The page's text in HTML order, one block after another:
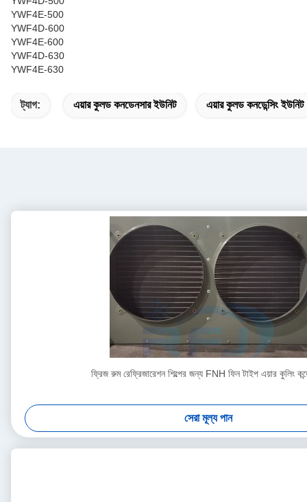
YWF4E-500
YWF4D-600
YWF4E-600
YWF4D-630
YWF4E-630
ট্যাগ: এয়ার কুলড কনডেনসার ইউনিট এয়ার কুলড কনডেন্সিং ইউনিট
ফ্রিজ রুম রেফ্রিজারেশন শিল্পের জন্য FNH ফিন টাইপ এয়ার কুলিং
সেরা মূল্য পান